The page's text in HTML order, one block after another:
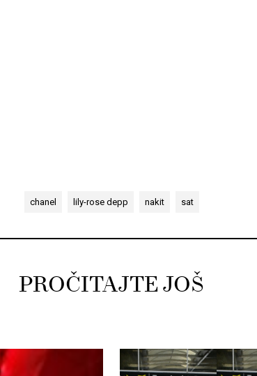
chanel lily-rose depp nakit sat
PROČITAJTE JOŠ